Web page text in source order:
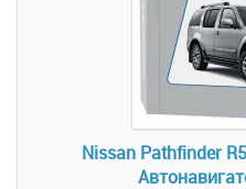
Nissan Pathfinder